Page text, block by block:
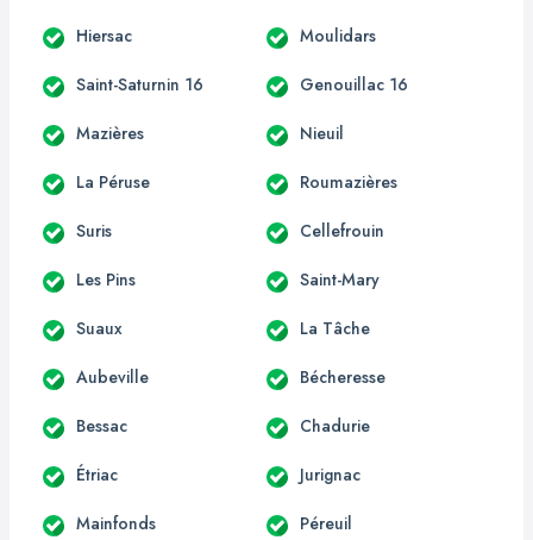
Hiersac Moulidars
Saint-Saturnin 16 Genouillac 16
Mazières Nieuil
La Péruse Roumazières
Suris Cellefrouin
Les Pins Saint-Mary
Suaux La Tâche
Aubeville Bécheresse
Bessac Chadurie
Étriac Jurignac
Mainfonds Péreuil